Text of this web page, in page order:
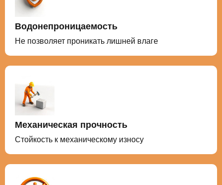
Водонепроницаемость
Не позволяет проникать лишней влаге
Механическая прочность
Стойкость к механическому износу